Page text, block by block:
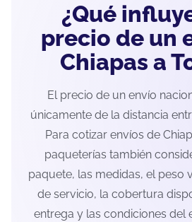
¿Qué
precio de un
Chiapas a
El precio de un envío
únicamente de la distancia
Para cotizar envíos de
paqueterías también
paquete, las medidas, el peso
de servicio, la cobertura
entrega y las condiciones del